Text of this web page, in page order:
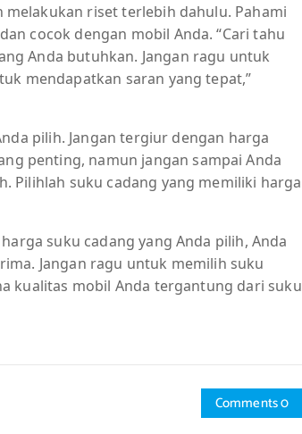
riset terlebih dahulu. Pahami
cocok dengan mobil Anda. “Cari tahu
Anda butuhkan. Jangan ragu untuk
mendapatkan saran yang tepat,”
pilih. Jangan tergiur dengan harga
penting, namun jangan sampai Anda
Pilihlah suku cadang yang memiliki harga
suku cadang yang Anda pilih, Anda
Jangan ragu untuk memilih suku
kualitas mobil Anda tergantung dari suku
Comments 0